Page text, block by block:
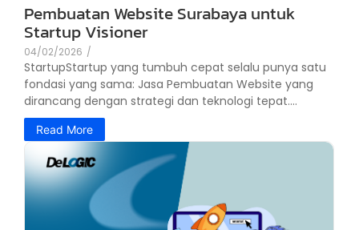
Pembuatan Website Surabaya untuk
Startup Visioner
04/02/2026 /
StartupStartup yang tumbuh cepat selalu punya satu
fondasi yang sama: Jasa Pembuatan Website yang
dirancang dengan strategi dan teknologi tepat....
Read More